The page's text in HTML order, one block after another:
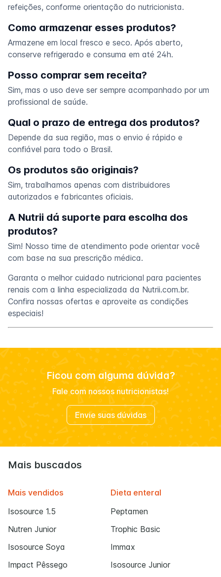
refeições, conforme orientação do nutricionista.
Como armazenar esses produtos?
Armazene em local fresco e seco. Após aberto,
conserve refrigerado e consuma em até 24h.
Posso comprar sem receita?
Sim, mas o uso deve ser sempre acompanhado por um
profissional de saúde.
Qual o prazo de entrega dos produtos?
Depende da sua região, mas o envio é rápido e
confiável para todo o Brasil.
Os produtos são originais?
Sim, trabalhamos apenas com distribuidores
autorizados e fabricantes oficiais.
A Nutrii dá suporte para escolha dos
produtos?
Sim! Nosso time de atendimento pode orientar você
com base na sua prescrição médica.
Garanta o melhor cuidado nutricional para pacientes
renais com a linha especializada da Nutrii.com.br.
Confira nossas ofertas e aproveite as condições
especiais!
Ficou com alguma dúvida?
Fale com nossos nutricionistas!
Envie suas dúvidas
Mais buscados
Mais vendidos
Isosource 1.5
Nutren Junior
Isosource Soya
Impact Pêssego
Dieta enteral
Peptamen
Trophic Basic
Immax
Isosource Junior